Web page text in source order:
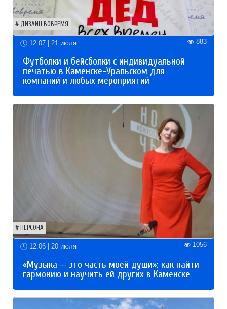
ДИЗАЙН ВОВРЕМЯ
12:07 | 21 июля 883
Футболки и бейсболки с индивидуальной
печатью в Каменске-Уральском для
компаний и любых мероприятий
ПЕРСОНА
12:06 | 20 июля 1056
«Музыка — это часть моей души»: как найти
гармонию и научить ей других в Каменске